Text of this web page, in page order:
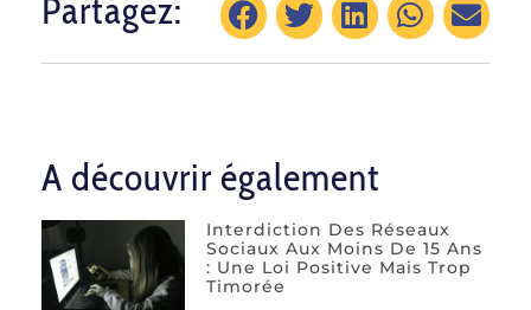
Partagez:
A découvrir également
Interdiction Des Réseaux
Sociaux Aux Moins De 15 Ans
: Une Loi Positive Mais Trop
Timorée